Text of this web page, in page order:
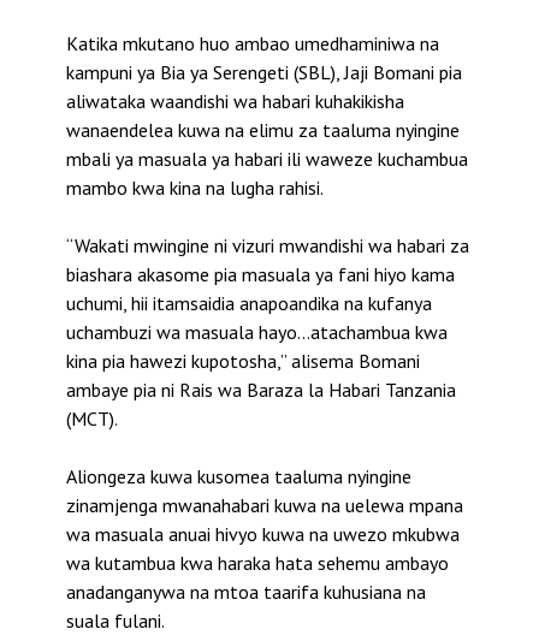
Katika mkutano huo ambao umedhaminiwa na
kampuni ya Bia ya Serengeti (SBL), Jaji Bomani pia
aliwataka waandishi wa habari kuhakikisha
wanaendelea kuwa na elimu za taaluma nyingine
mbali ya masuala ya habari ili waweze kuchambua
mambo kwa kina na lugha rahisi.
“Wakati mwingine ni vizuri mwandishi wa habari za
biashara akasome pia masuala ya fani hiyo kama
uchumi, hii itamsaidia anapoandika na kufanya
uchambuzi wa masuala hayo…atachambua kwa
kina pia hawezi kupotosha,” alisema Bomani
ambaye pia ni Rais wa Baraza la Habari Tanzania
(MCT).
Aliongeza kuwa kusomea taaluma nyingine
zinamjenga mwanahabari kuwa na uelewa mpana
wa masuala anuai hivyo kuwa na uwezo mkubwa
wa kutambua kwa haraka hata sehemu ambayo
anadanganywa na mtoa taarifa kuhusiana na
suala fulani.